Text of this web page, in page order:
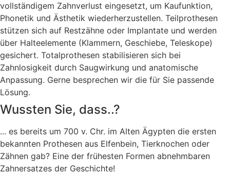
vollständigem Zahnverlust eingesetzt, um Kaufunktion,
Phonetik und Ästhetik wiederherzustellen. Teilprothesen
stützen sich auf Restzähne oder Implantate und werden
über Halteelemente (Klammern, Geschiebe, Teleskope)
gesichert. Totalprothesen stabilisieren sich bei
Zahnlosigkeit durch Saugwirkung und anatomische
Anpassung. Gerne besprechen wir die für Sie passende
Lösung.
Wussten Sie, dass..?
... es bereits um 700 v. Chr. im Alten Ägypten die ersten
bekannten Prothesen aus Elfenbein, Tierknochen oder
Zähnen gab? Eine der frühesten Formen abnehmbaren
Zahnersatzes der Geschichte!